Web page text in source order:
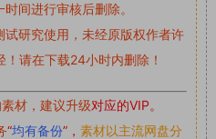
间进行审核后删除。
研究使用，未经原版权作者许
请在下载24小时内删除！
材，建议升级对应的VIP。
“均有备份”， 素材以主流网盘分